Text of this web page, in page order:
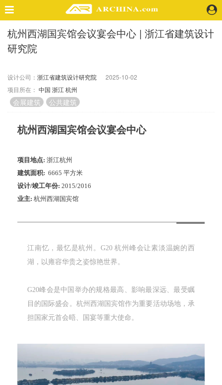
精选案例
建 筑
室 内
视 频
头条资讯
业 界
人 物
地 产
快速搜索
企业招聘
企业会员
关于投稿
关于我们
杭州西湖国宾馆会议宴会中心 | 浙江省建筑设计
研究院
设计公司： 浙江省建筑设计研究院
2025-10-02
项目所在： 中国 浙江 杭州
会展建筑 公共建筑
杭州西湖国宾馆会议宴会中心
项目地点: 浙江杭州
建筑面积: 6665 平方米
设计/竣工年份: 2015/2016
业主: 杭州西湖国宾馆
江南忆，最忆是杭州。G20 杭州峰会让素淡温婉的西
湖，以雍容华贵之姿惊艳世界。
G20峰会是中国举办的规格最高、影响最深远、最受瞩
目的国际盛会。杭州西湖国宾馆作为重要活动场地，承
担国家元首会晤、国宴等重大使命。